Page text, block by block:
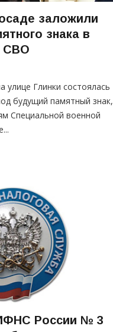
заложили
знака в
СВО
улице Глинки состоялась
будущий памятный знак,
Специальной военной
России № 3